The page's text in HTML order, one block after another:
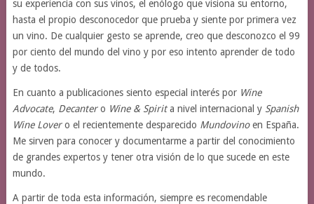
su experiencia con sus vinos, el enólogo que visiona su entorno,
hasta el propio desconocedor que prueba y siente por primera vez
un vino. De cualquier gesto se aprende, creo que desconozco el 99
por ciento del mundo del vino y por eso intento aprender de todo
y de todos.
En cuanto a publicaciones siento especial interés por Wine
Advocate, Decantero Wine & Spirita nivel internacional ySpanish
Wine Lovero el recientemente desparecido Mundovinoen España.
Me sirven para conocer y documentarme a partir del conocimiento
de grandes expertos y tener otra visión de lo que sucede en este
mundo.
A partir de toda esta información, siempre es recomendable